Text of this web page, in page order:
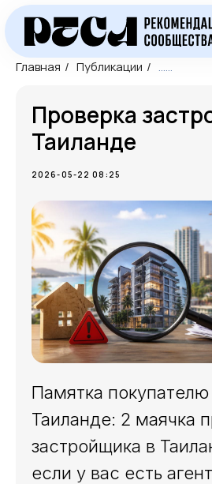
Главная / Публикации / ......
Экспресс-
недвижимости
Бесплатный экспресс-
недвижимости в Таиланде
длительность: 10 минут
Проверка
Таиланде
2026-05-22 08:25
Памятка
Таиланде: 2 маячка
застройщика в
если у вас есть